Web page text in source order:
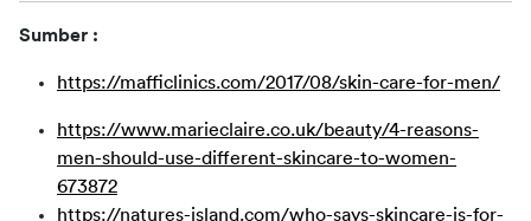
Sumber :
https://mafficlinics.com/2017/08/skin-care-for-men/
https://www.marieclaire.co.uk/beauty/4-reasons-
men-should-use-different-skincare-to-women-
673872
https://natures-island.com/who-says-skincare-is-for-